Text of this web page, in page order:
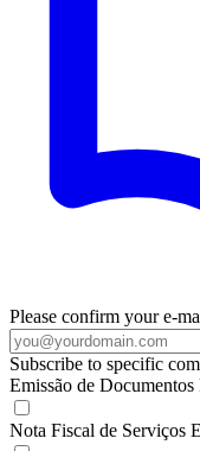
Please confirm your e-
Subscribe to specific
Emissão de Documentos
Nota Fiscal de Serviços